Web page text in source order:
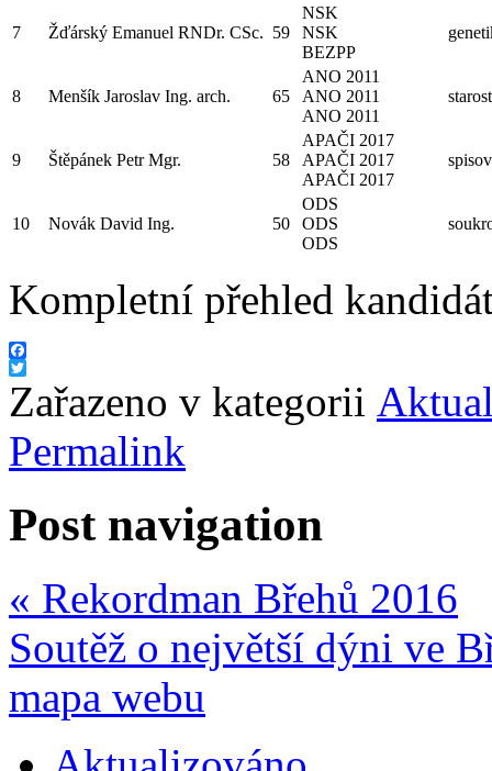
7 Žďárský Emanuel RNDr. CSc. 59
NSK
NSK
BEZPP
8 Menšík Jaroslav Ing. arch. 65
ANO 2011
ANO 2011
ANO 2011
9 Štěpánek Petr Mgr. 58
APAČI 2017
APAČI 2017
APAČI 2017
10 Novák David Ing. 50
ODS
ODS
ODS
Kompletní přehled
Facebook
Twitter
Zařazeno v kategorii
Permalink
Post navigation
« Rekordman Břehů 2016
Soutěž o největší dýni ve
mapa webu